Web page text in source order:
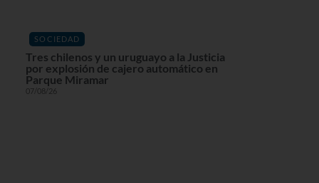
SOCIEDAD
Tres chilenos y un uruguayo a la Justicia
por explosión de cajero automático en
Parque Miramar
07/08/26